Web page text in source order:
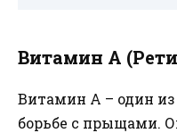
Витамин А
Витамин А – один
борьбе с прыщами.